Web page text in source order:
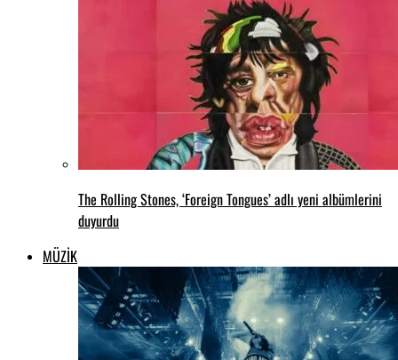
The Rolling Stones, ‘Foreign Tongues’ adlı yeni albümlerini
duyurdu
MÜZİK